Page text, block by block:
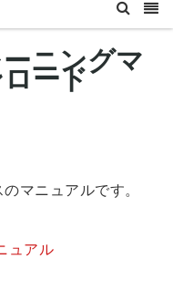
ニングマ
ード
マニュアルです。
ュアル